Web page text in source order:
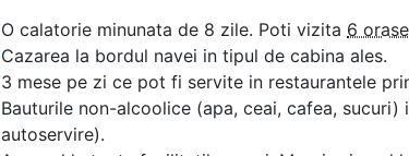
O calatorie minunata de 8 zile. Poti vizita 6 orase
Cazarea la bordul navei in tipul de cabina ales.
3 mese pe zi ce pot fi servite in restaurantele
Bauturile non-alcoolice (apa, ceai, cafea,
autoservire).